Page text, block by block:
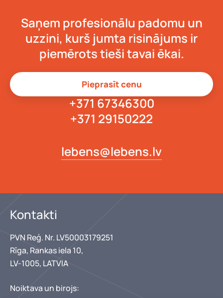
Saņem profesionālu padomu un
uzzini, kurš jumta risinājums ir
piemērots tieši tavai ēkai.
Pieprasīt cenu
+371 67346300
+371 29150222
lebens@lebens.lv
Kontakti
PVN Reģ. Nr. LV50003179251
Rīga, Rankas iela 10,
LV-1005, LATVIA
Noiktava un birojs: